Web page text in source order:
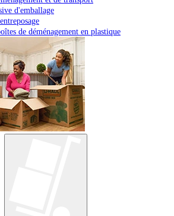
d'emballage
de déménagement en plastique